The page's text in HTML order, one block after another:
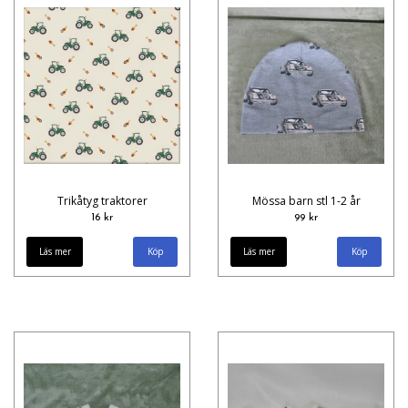
Trikåtyg traktorer
16 kr
Läs mer
Mössa barn stl 1-2 år
99 kr
Läs mer